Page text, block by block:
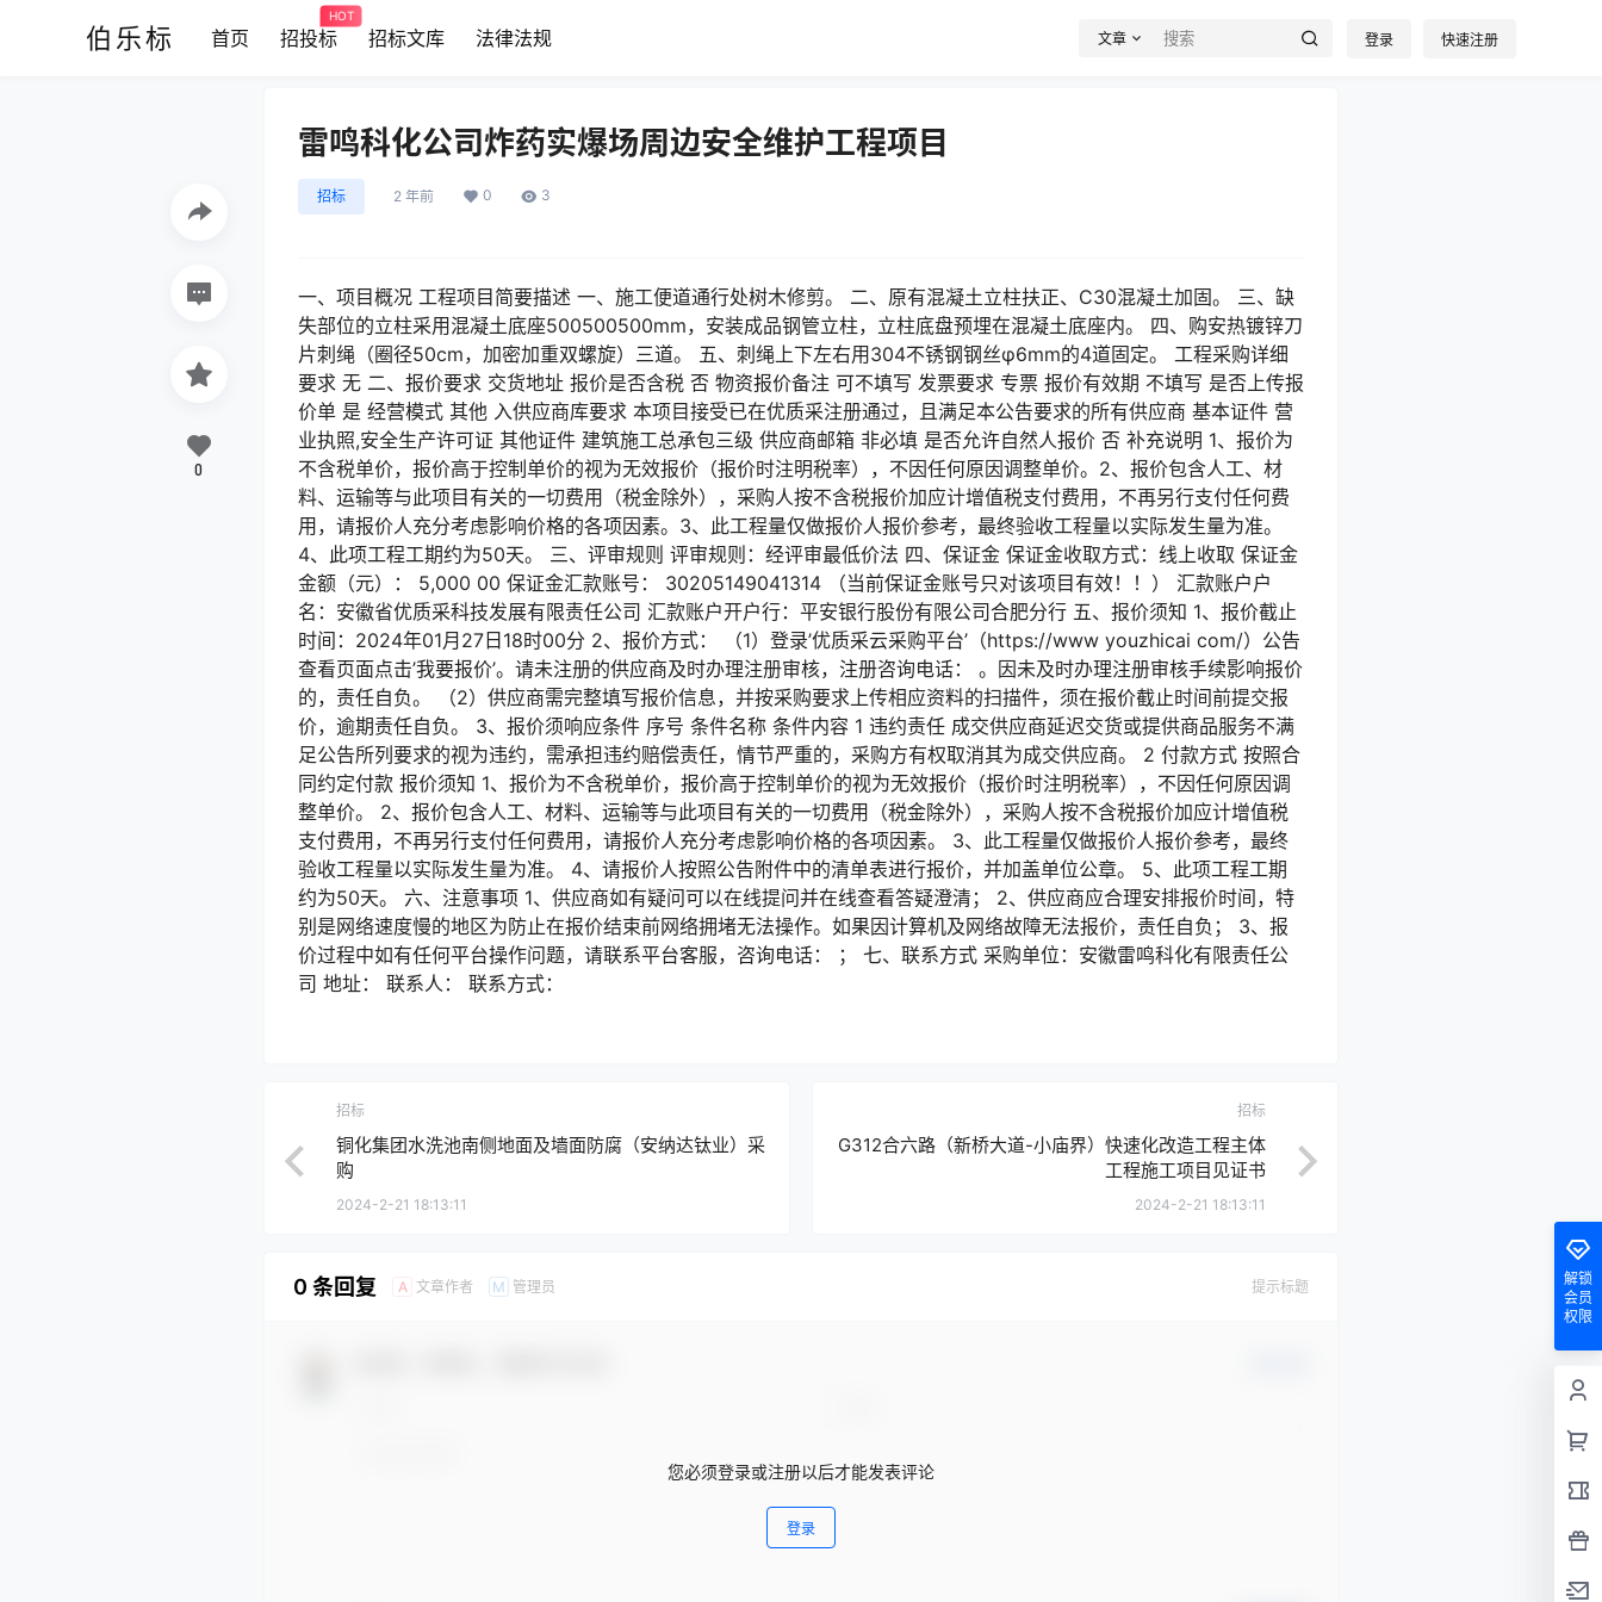
伯乐标 首页 招投标
HOT
招标文库 法律法规 文章 登录 快速注册
雷鸣科化公司炸药实爆场周边安全维护工程项目
招标 2 年前 0 3
一、项目概况 工程项目简要描述 一、施工便道通行处树木修剪。 二、原有混凝土立柱扶正、C30混凝土加固。 三、缺
失部位的立柱采用混凝土底座500500500mm，安装成品钢管立柱，立柱底盘预埋在混凝土底座内。 四、购安热镀锌刀
片刺绳（圈径50cm，加密加重双螺旋）三道。 五、刺绳上下左右用304不锈钢钢丝φ6mm的4道固定。 工程采购详细
要求 无 二、报价要求 交货地址 报价是否含税 否 物资报价备注 可不填写 发票要求 专票 报价有效期 不填写 是否上传报
价单 是 经营模式 其他 入供应商库要求 本项目接受已在优质采注册通过，且满足本公告要求的所有供应商 基本证件 营
业执照,安全生产许可证 其他证件 建筑施工总承包三级 供应商邮箱 非必填 是否允许自然人报价 否 补充说明 1、报价为
不含税单价，报价高于控制单价的视为无效报价（报价时注明税率），不因任何原因调整单价。2、报价包含人工、材
料、运输等与此项目有关的一切费用（税金除外），采购人按不含税报价加应计增值税支付费用，不再另行支付任何费
用，请报价人充分考虑影响价格的各项因素。3、此工程量仅做报价人报价参考，最终验收工程量以实际发生量为准。
4、此项工程工期约为50天。 三、评审规则 评审规则：经评审最低价法 四、保证金 保证金收取方式：线上收取 保证金
金额（元）： 5,000 00 保证金汇款账号： 30205149041314 （当前保证金账号只对该项目有效！！） 汇款账户户
名：安徽省优质采科技发展有限责任公司 汇款账户开户行：平安银行股份有限公司合肥分行 五、报价须知 1、报价截止
时间：2024年01月27日18时00分 2、报价方式： （1）登录’优质采云采购平台’（https://www youzhicai com/）公告
查看页面点击’我要报价’。请未注册的供应商及时办理注册审核，注册咨询电话： 。因未及时办理注册审核手续影响报价
的，责任自负。 （2）供应商需完整填写报价信息，并按采购要求上传相应资料的扫描件，须在报价截止时间前提交报
价，逾期责任自负。 3、报价须响应条件 序号 条件名称 条件内容 1 违约责任 成交供应商延迟交货或提供商品服务不满
足公告所列要求的视为违约，需承担违约赔偿责任，情节严重的，采购方有权取消其为成交供应商。 2 付款方式 按照合
同约定付款 报价须知 1、报价为不含税单价，报价高于控制单价的视为无效报价（报价时注明税率），不因任何原因调
整单价。 2、报价包含人工、材料、运输等与此项目有关的一切费用（税金除外），采购人按不含税报价加应计增值税
支付费用，不再另行支付任何费用，请报价人充分考虑影响价格的各项因素。 3、此工程量仅做报价人报价参考，最终
验收工程量以实际发生量为准。 4、请报价人按照公告附件中的清单表进行报价，并加盖单位公章。 5、此项工程工期
约为50天。 六、注意事项 1、供应商如有疑问可以在线提问并在线查看答疑澄清； 2、供应商应合理安排报价时间，特
别是网络速度慢的地区为防止在报价结束前网络拥堵无法操作。如果因计算机及网络故障无法报价，责任自负； 3、报
价过程中如有任何平台操作问题，请联系平台客服，咨询电话： ； 七、联系方式 采购单位：安徽雷鸣科化有限责任公
司 地址： 联系人： 联系方式：
0
招标
铜化集团水洗池南侧地面及墙面防腐（安纳达钛业）采
购
2024-2-21 18:13:11
招标
G312合六路（新桥大道-小庙界）快速化改造工程主体
工程施工项目见证书
2024-2-21 18:13:11
0 条回复 A 文章作者 M 管理员 提示标题
您必须登录或注册以后才能发表评论
登录
解锁
会员
权限